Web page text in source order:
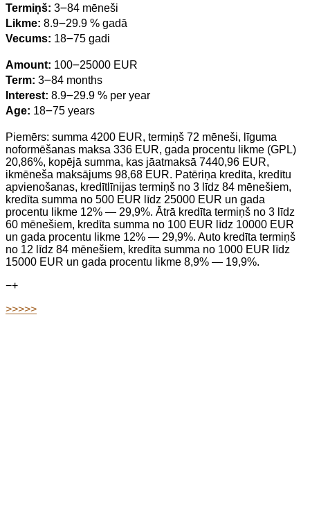
Termiņš: 3౼84 mēneši
Likme: 8.9౼29.9 % gadā
Vecums: 18౼75 gadi
Amount: 100౼25000 EUR
Term: 3౼84 months
Interest: 8.9౼29.9 % per year
Age: 18౼75 years
Piemērs: summa 4200 EUR, termiņš 72 mēneši, līguma
noformēšanas maksa 336 EUR, gada procentu likme (GPL)
20,86%, kopējā summa, kas jāatmaksā 7440,96 EUR,
ikmēneša maksājums 98,68 EUR. Patēriņa kredīta, kredītu
apvienošanas, kredītlīnijas termiņš no 3 līdz 84 mēnešiem,
kredīta summa no 500 EUR līdz 25000 EUR un gada
procentu likme 12% — 29,9%. Ātrā kredīta termiņš no 3 līdz
60 mēnešiem, kredīta summa no 100 EUR līdz 10000 EUR
un gada procentu likme 12% — 29,9%. Auto kredīta termiņš
no 12 līdz 84 mēnešiem, kredīta summa no 1000 EUR līdz
15000 EUR un gada procentu likme 8,9% — 19,9%.
−+
>>>>>